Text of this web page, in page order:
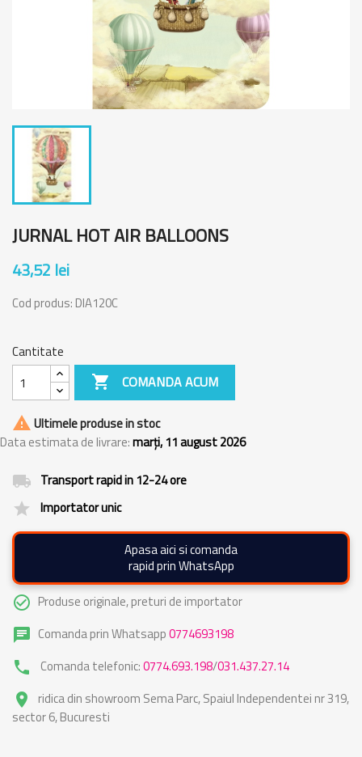
JURNAL HOT AIR BALLOONS
43,52 lei
Cod produs: DIA120C
Cantitate
 COMANDA ACUM
 Ultimele produse in stoc
Data estimata de livrare:marți, 11 august 2026
local_shipping Transport rapid in 12-24 ore
grade Importator unic
Apasa aici si comanda
rapid prin WhatsApp
check_circle_outline Produse originale, preturi de importator
chat Comanda prin Whatsapp0774693198
phone Comanda telefonic:0774.693.198/031.437.27.14
place
ridica din showroom Sema Parc, Spaiul Independentei nr 319,
sector 6, Bucuresti